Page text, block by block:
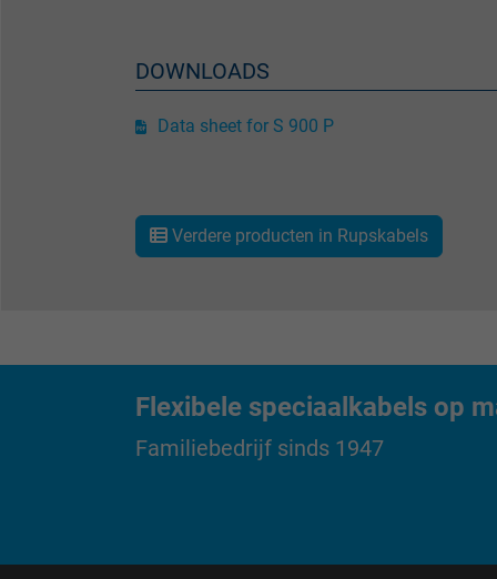
Name
Purpose
DOWNLOADS
Data sheet for S 900 P
Verdere producten in Rupskabels
Flexibele speciaalkabels op
Familiebedrijf sinds 1947